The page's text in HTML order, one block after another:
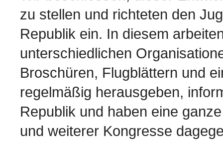
zu stellen und richteten den
Republik ein. In diesem
unterschiedlichen
Broschüren, Flugblättern und
regelmäßig herausgeben,
Republik und haben eine
und weiterer Kongresse